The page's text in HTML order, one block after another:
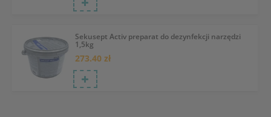
Sekusept Activ preparat do dezynfekcji narzędzi
1,5kg
273.40 zł